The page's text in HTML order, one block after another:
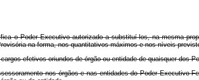
o Poder Executivo autorizado a substituí-los, na mesma
na forma, nos quantitativos máximos e nos níveis
efetivos oriundos de órgão ou entidade de quaisquer dos
nos órgãos e nas entidades do Poder Executivo